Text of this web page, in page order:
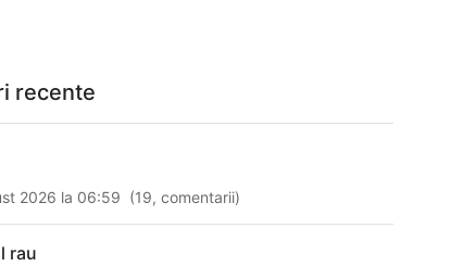
recente
2026 la 06:59 (19,comentarii)
rau